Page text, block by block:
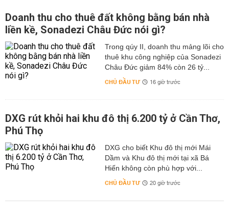
Doanh thu cho thuê đất không bằng bán nhà
liền kề, Sonadezi Châu Đức nói gì?
Trong qúy II, doanh thu mảng lõi cho
thuê khu công nghiệp của Sonadezi
Châu Đức giảm 84% còn 26 tỷ...
CHỦ ĐẦU TƯ 16 giờ trước
DXG rút khỏi hai khu đô thị 6.200 tỷ ở Cần Thơ,
Phú Thọ
DXG cho biết Khu đô thị mới Mái
Dầm và Khu đô thị mới tại xã Bá
Hiến không còn phù hợp với...
CHỦ ĐẦU TƯ 20 giờ trước